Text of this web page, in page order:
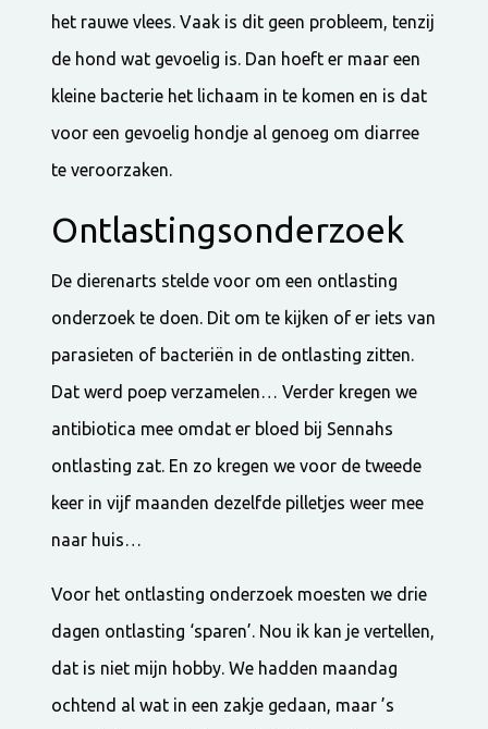
het rauwe vlees. Vaak is dit geen probleem, tenzij
de hond wat gevoelig is. Dan hoeft er maar een
kleine bacterie het lichaam in te komen en is dat
voor een gevoelig hondje al genoeg om diarree
te veroorzaken.
Ontlastingsonderzoek
De dierenarts stelde voor om een ontlasting
onderzoek te doen. Dit om te kijken of er iets van
parasieten of bacteriën in de ontlasting zitten.
Dat werd poep verzamelen… Verder kregen we
antibiotica mee omdat er bloed bij Sennahs
ontlasting zat. En zo kregen we voor de tweede
keer in vijf maanden dezelfde pilletjes weer mee
naar huis…
Voor het ontlasting onderzoek moesten we drie
dagen ontlasting ‘sparen’. Nou ik kan je vertellen,
dat is niet mijn hobby. We hadden maandag
ochtend al wat in een zakje gedaan, maar ’s